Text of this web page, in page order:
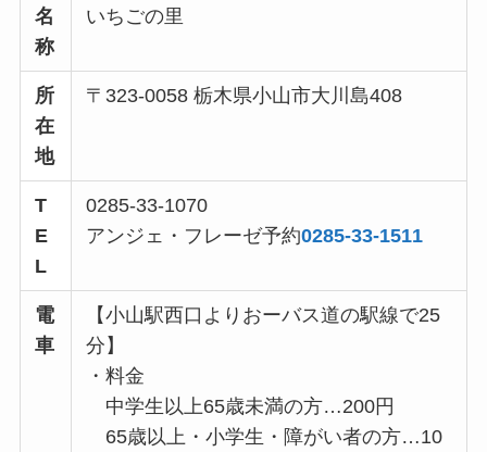
名
称
いちごの里
所
在
地
〒323-0058 栃木県小山市大川島408
T
E
L
0285-33-1070
アンジェ・フレーゼ予約0285-33-1511
電
車
【小山駅西口よりおーバス道の駅線で25
分】
・料金
中学生以上65歳未満の方…200円
65歳以上・小学生・障がい者の方…10